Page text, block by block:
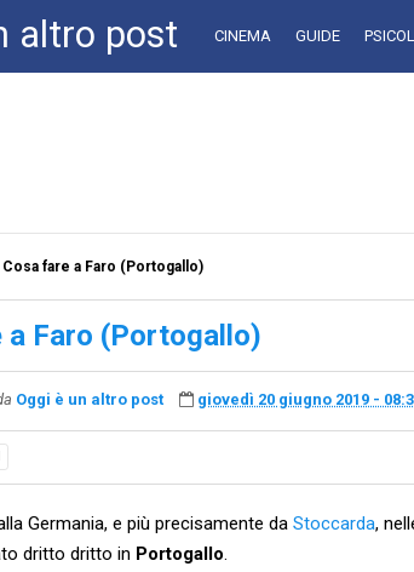
altro post CINEMA GUIDE
Cosa fare a Faro (Portogallo)
a Faro (Portogallo)
Oggi è un altro post giovedì 20 giugno 2019 -
Germania, e più precisamente da Stoccarda,
dritto dritto in Portogallo.